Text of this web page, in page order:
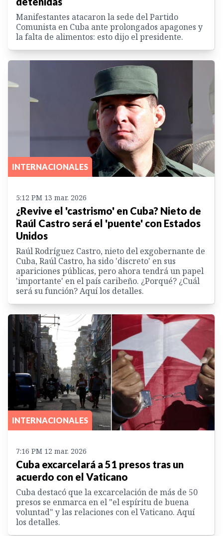
Manifestantes atacaron la sede del Partido
Comunista en Cuba ante prolongados apagones y
la falta de alimentos: esto dijo el presidente.
INTERNACIONALES
5:12 PM 13 mar. 2026
¿Revive el 'castrismo' en Cuba? Nieto de
Raúl Castro será el 'puente' con Estados
Unidos
Raúl Rodríguez Castro, nieto del exgobernante de
Cuba, Raúl Castro, ha sido 'discreto' en sus
apariciones públicas, pero ahora tendrá un papel
'importante' en el país caribeño. ¿Porqué? ¿Cuál
será su función? Aquí los detalles.
INTERNACIONALES
7:16 PM 12 mar. 2026
Cuba excarcelará a 51 presos tras un
acuerdo con el Vaticano
Cuba destacó que la excarcelación de más de 50
presos se enmarca en el "el espíritu de buena
voluntad" y las relaciones con el Vaticano. Aquí
los detalles.